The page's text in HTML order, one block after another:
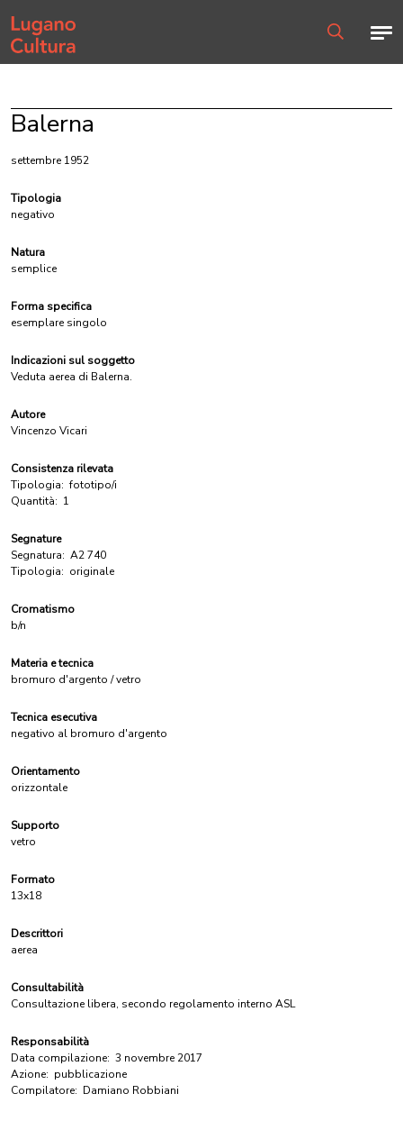
Home page
Balerna
settembre 1952
Tipologia
negativo
Natura
semplice
Forma specifica
esemplare singolo
Indicazioni sul soggetto
Veduta aerea di Balerna.
Autore
Vincenzo Vicari
Consistenza rilevata
Tipologia: fototipo/i
Quantità: 1
Segnature
Segnatura: A2 740
Tipologia: originale
Cromatismo
b/n
Materia e tecnica
bromuro d'argento / vetro
Tecnica esecutiva
negativo al bromuro d'argento
Orientamento
orizzontale
Supporto
vetro
Formato
13x18
Descrittori
aerea
Consultabilità
Consultazione libera, secondo regolamento interno ASL
Responsabilità
Data compilazione: 3 novembre 2017
Azione: pubblicazione
Compilatore: Damiano Robbiani